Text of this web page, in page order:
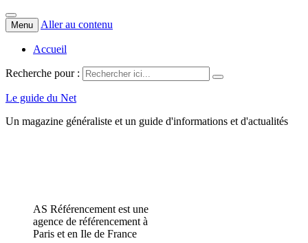
Menu Aller au contenu
Accueil
Recherche pour :
Le guide du Net
Un magazine généraliste et un guide d'informations et d'actualités
AS Référencement est une
agence de référencement à
Paris et en Ile de France